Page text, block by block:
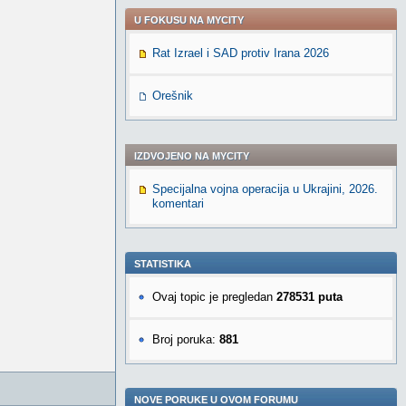
U FOKUSU NA MYCITY
Rat Izrael i SAD protiv Irana 2026
Orešnik
IZDVOJENO NA MYCITY
Specijalna vojna operacija u Ukrajini, 2026.
komentari
STATISTIKA
Ovaj topic je pregledan 278531 puta
Broj poruka: 881
NOVE PORUKE U OVOM FORUMU